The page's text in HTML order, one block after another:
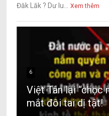
Đăk Lăk ? Dư lu...
Xem thêm
6
Việt Tân lại “chọc
mắt đôi tai dị tật!